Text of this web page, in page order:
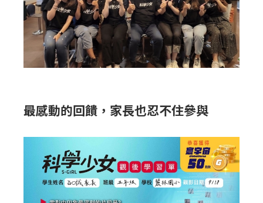
最感動的回饋，家長也忍不住參與